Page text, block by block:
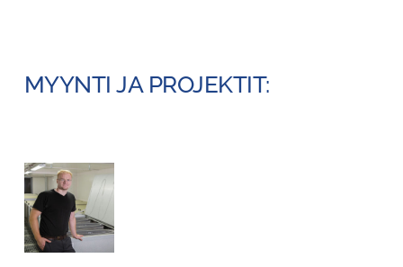
MYYNTI JA PROJEKTIT: